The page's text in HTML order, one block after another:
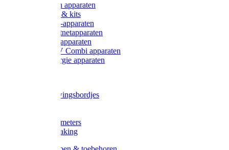
Onderdelen apparaten
Starter sets & kits
9V Batterij-apparaten
230V Lichtnetapparaten
12V Accu-apparaten
230V / 12V Combi apparaten
Zonne-energie apparaten
Waarschuwingsbordjes
Wegers en meters
Video bewaking